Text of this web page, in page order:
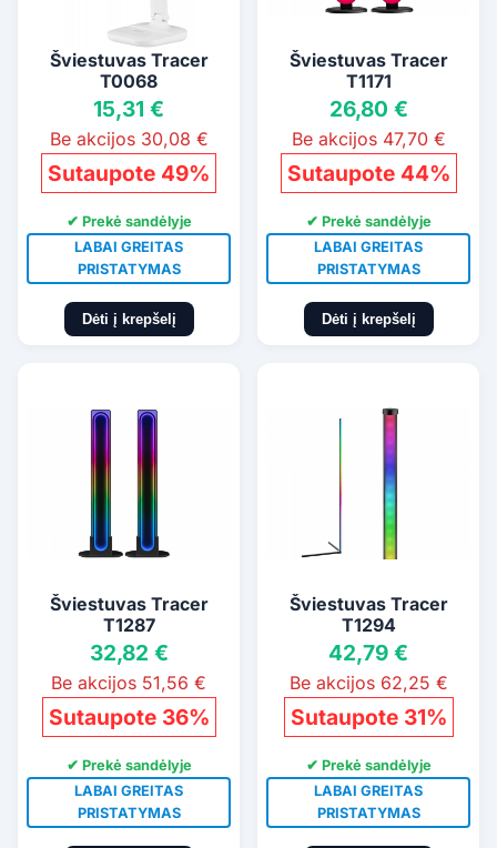
Šviestuvas Tracer
T0068
15,31 €
Be akcijos 30,08 €
Sutaupote 49%
✔ Prekė sandėlyje
LABAI GREITAS
PRISTATYMAS
Dėti į krepšelį
Šviestuvas Tracer
T1171
26,80 €
Be akcijos 47,70 €
Sutaupote 44%
✔ Prekė sandėlyje
LABAI GREITAS
PRISTATYMAS
Dėti į krepšelį
Šviestuvas Tracer
T1287
32,82 €
Be akcijos 51,56 €
Sutaupote 36%
✔ Prekė sandėlyje
LABAI GREITAS
PRISTATYMAS
Šviestuvas Tracer
T1294
42,79 €
Be akcijos 62,25 €
Sutaupote 31%
✔ Prekė sandėlyje
LABAI GREITAS
PRISTATYMAS